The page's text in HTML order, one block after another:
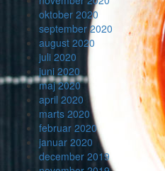
oktober 2020
september 2020
august 2020
juli 2020
juni 2020
maj 2020
april 2020
marts 2020
februar 2020
januar 2020
december 2019